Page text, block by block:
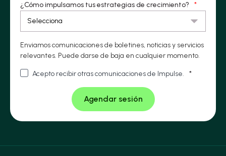
¿Cómo impulsamos tus estrategias de crecimiento? *
Enviamos comunicaciones de boletines, noticias y servicios
relevantes. Puede darse de baja en cualquier momento.
Acepto recibir otras comunicaciones de Impulse. *